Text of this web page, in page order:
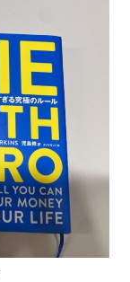
リ
ニ
ッ
ク
案・
実践
をし
てい
きま
す。
熱海
駅南
口徒
歩1